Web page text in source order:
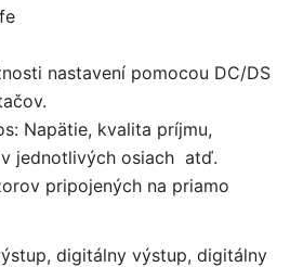
nastavení pomocou DC/DS
Napätie, kvalita príjmu,
jednotlivých osiach atď.
pripojených na priamo
digitálny výstup, digitálny